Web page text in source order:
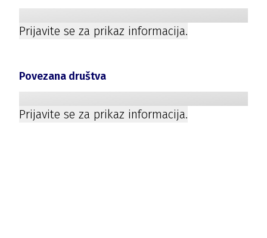
Prijavite se za prikaz informacija.
Povezana društva
Prijavite se za prikaz informacija.